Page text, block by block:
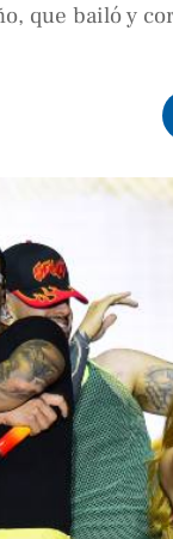
que bailó y